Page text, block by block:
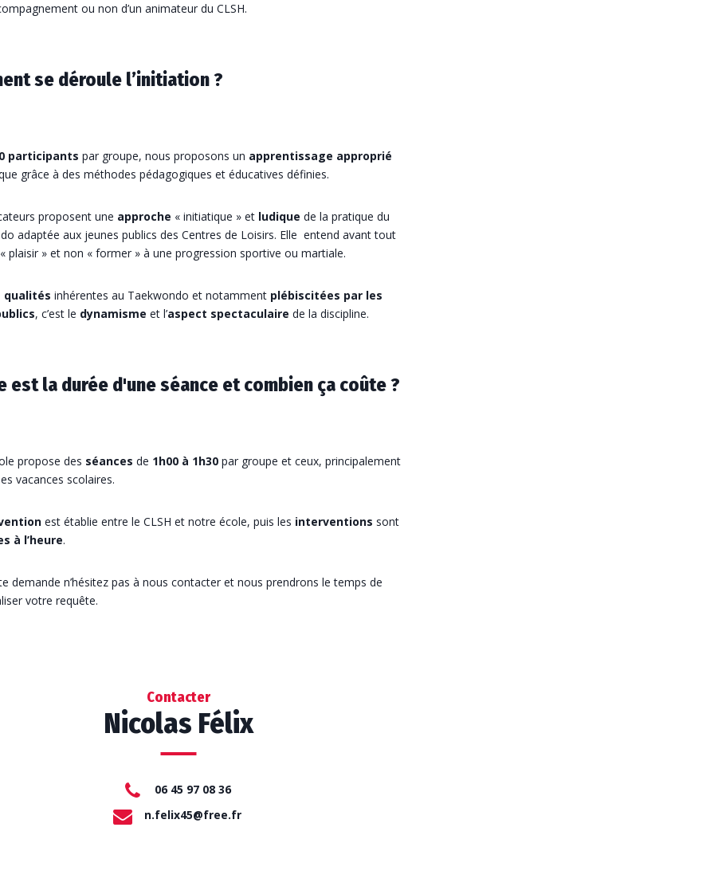
ou non d’un animateur du CLSH.
se déroule l’initiation ?
participants par groupe, nous proposons un apprentissage approprié
grâce à des méthodes pédagogiques et éducatives définies.
proposent une approche « initiatique » et ludique de la pratique du
adaptée aux jeunes publics des Centres de Loisirs. Elle entend avant tout
plaisir » et non « former » à une progression sportive ou martiale.
qualités inhérentes au Taekwondo et notamment plébiscitées par les
, c’est le dynamisme et l’aspect spectaculaire de la discipline.
est la durée d'une séance et combien ça coûte ?
propose des séances de 1h00 à 1h30par groupe et ceux, principalement
vacances scolaires.
est établie entre le CLSH et notre école, puis les interventions sont
à l’heure.
demande n’hésitez pas à nous contacter et nous prendrons le temps de
votre requête.
Contacter
Nicolas Félix
06 45 97 08 36
n.felix45@free.fr